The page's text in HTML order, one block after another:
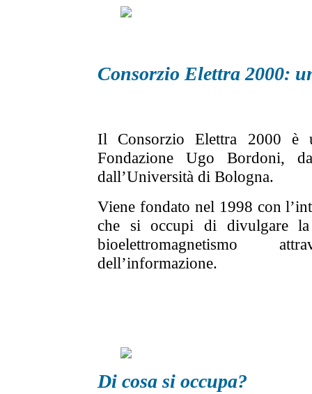
Consorzio Elettra 2000:
Il Consorzio Elettra 2000 è
Fondazione Ugo Bordoni,
dall’Università di Bologna.
Viene fondato nel 1998 con
che si occupi di divulgare
bioelettromagnetismo
dell’informazione.
Di cosa si occupa?